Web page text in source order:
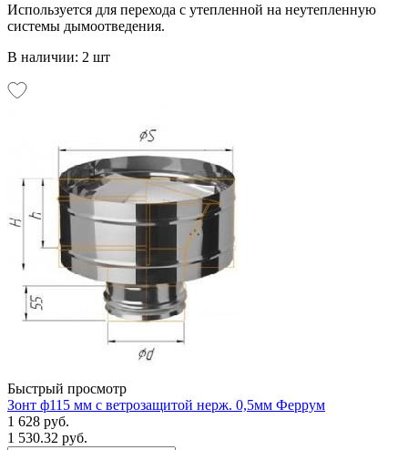
Используется для перехода с утепленной на неутепленную
системы дымоотведения.
В наличии: 2 шт
Быстрый просмотр
Зонт ф115 мм с ветрозащитой нерж. 0,5мм Феррум
1 628 руб.
1 530.32 руб.